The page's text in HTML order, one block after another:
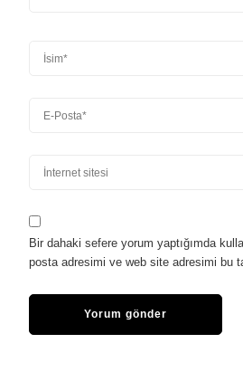
Bir dahaki sefere yorum yaptığımda
posta adresimi ve web site adresimi bu